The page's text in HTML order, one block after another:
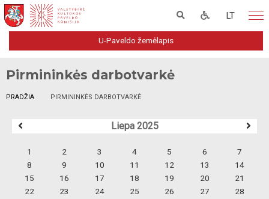
LT
U-Paveldo žemėlapis
Pirmininkės darbotvarkė
PRADŽIA PIRMININKĖS DARBOTVARKĖ
Liepa 2025
1 2 3 4 5 6
7
8
9 10 11 12 13
14
15
16 17 18 19 20
21
22
23 24 25 26 27
28